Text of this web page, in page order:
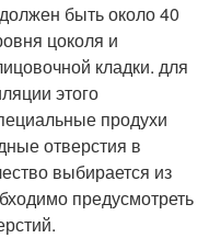
быть около 40
цоколя и
кладки. для
этого
продухи
отверстия в
выбирается из
предусмотреть